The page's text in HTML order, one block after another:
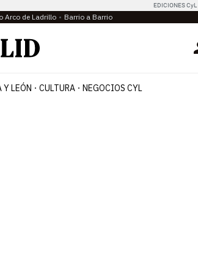
EDICIONES CyL
Arco de Ladrillo Barrio a Barrio
LEÓN CULTURA NEGOCIOS CYL